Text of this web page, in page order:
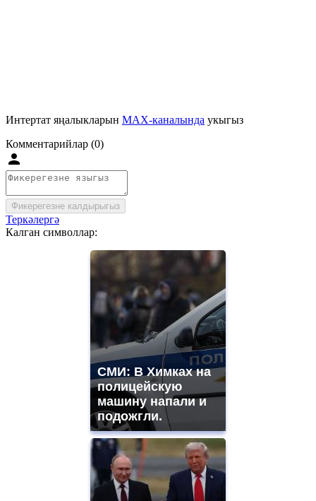
Интертат яңалыкларын MAX-каналында укыгыз
Комментарийлар (0)
Фикерегезне калдырыгыз
Теркәлергә
Калган символлар:
СМИ: В Химках на
полицейскую
машину напали и
подожгли.